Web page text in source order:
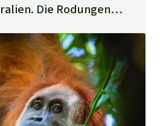
Die Rodungen
Hoffnung?